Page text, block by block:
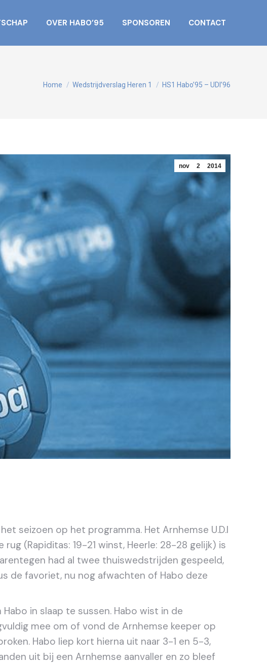
OVER HABO’95 SPONSOREN CONTACT
Je bent hier:
Home Wedstrijdverslag Heren 1 HS1 Habo’95 – UDI’96
nov 2 2014
seizoen op het programma. Het Arnhemse U.D.I
(Rapiditas: 19-21 winst, Heerle: 28-28 gelijk) is
had al twee thuiswedstrijden gespeeld,
de favoriet, nu nog afwachten of Habo deze
in slaap te sussen. Habo wist in de
mee om of vond de Arnhemse keeper op
Habo liep kort hierna uit naar 3-1 en 5-3,
uit bij een Arnhemse aanvaller en zo bleef